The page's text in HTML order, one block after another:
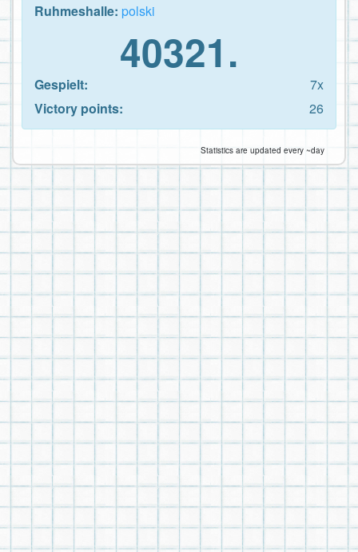
Ruhmeshalle: polski
40321.
Gespielt:
7x
Victory points:
26
Statistics are updated every ~day